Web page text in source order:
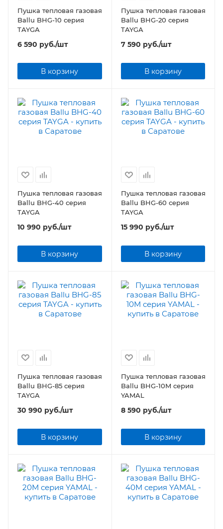
Пушка тепловая газовая
Ballu BHG-10 серия
TAYGA
6 590 руб./шт
В корзину
Пушка тепловая газовая
Ballu BHG-20 серия
TAYGA
7 590 руб./шт
В корзину
Пушка тепловая газовая
Ballu BHG-40 серия
TAYGA
10 990 руб./шт
В корзину
Пушка тепловая газовая
Ballu BHG-60 серия
TAYGA
15 990 руб./шт
В корзину
Пушка тепловая газовая
Ballu BHG-85 серия
TAYGA
30 990 руб./шт
В корзину
Пушка тепловая газовая
Ballu BHG-10M серия
YAMAL
8 590 руб./шт
В корзину